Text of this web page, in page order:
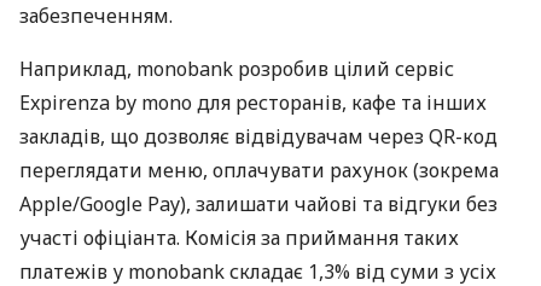
забезпеченням.
Наприклад, monobank розробив цілий сервіс
Expirenza by mono для ресторанів, кафе та інших
закладів, що дозволяє відвідувачам через QR-код
переглядати меню, оплачувати рахунок (зокрема
Apple/Google Pay), залишати чайові та відгуки без
участі офіціанта. Комісія за приймання таких
платежів у monobank складає 1,3% від суми з усіх